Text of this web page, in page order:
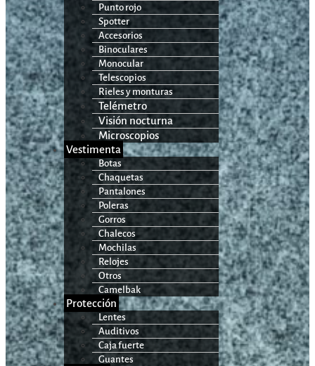
Punto rojo
Spotter
Accesorios
Binoculares
Monocular
Telescopios
Rieles y monturas
Telémetro
Visión nocturna
Microscopios
Vestimenta
Botas
Chaquetas
Pantalones
Poleras
Gorros
Chalecos
Mochilas
Relojes
Otros
Camelbak
Protección
Lentes
Auditivos
Caja fuerte
Guantes